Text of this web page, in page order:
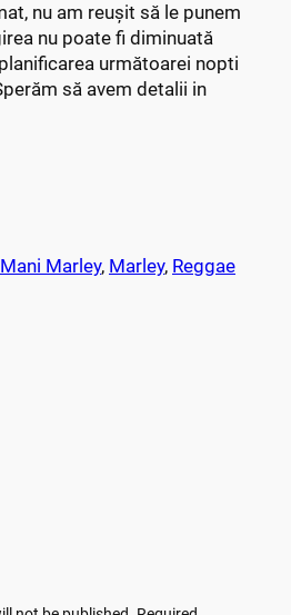
nu am reușit să le punem
nu poate fi diminuată
următoarei nopti
să avem detalii in
Marley, Marley, Reggae